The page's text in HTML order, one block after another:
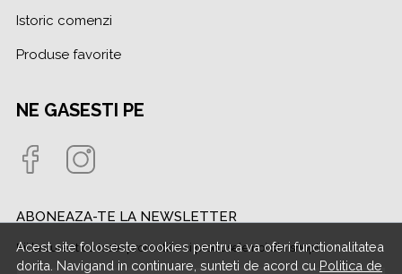
Acest site foloseste cookies pentru a va oferi functionalitatea
dorita. Navigand in continuare, sunteti de acord cu Politica de
Istoric comenzi
Produse favorite
NE GASESTI PE
ABONEAZA-TE LA NEWSLETTER
Fii la curent cu toate promotiile si produsele noi din shop!